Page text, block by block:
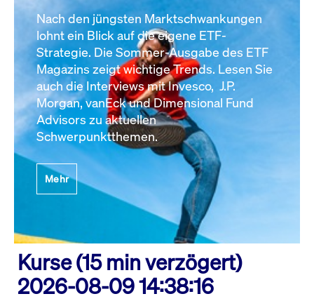
Nach den jüngsten Marktschwankungen
lohnt ein Blick auf die eigene ETF-
Strategie. Die Sommer-Ausgabe des ETF
Magazins zeigt wichtige Trends. Lesen Sie
auch die Interviews mit Invesco, J.P.
Morgan, vanEck und Dimensional Fund
Advisors zu aktuellen
Schwerpunktthemen.
Mehr
Kurse (15 min verzögert)
2026-08-09 14:38:16